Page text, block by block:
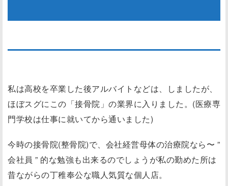
私は高校を卒業した後アルバイトなどは、しましたが、
ほぼスグにこの「接骨院」の業界に入りました。(医療専
門学校は仕事に就いてから通いました)
今時の接骨院(整骨院)で、会社経営母体の治療院なら〜 ”
会社員 ” 的な勉強も出来るのでしょうが私の勤めた所は
昔ながらの丁稚奉公な職人気質な個人店。